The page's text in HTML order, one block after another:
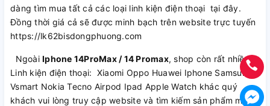
dàng tìm mua tất cả các loại linh kiện điện thoại tại đây.
Đồng thời giá cả sẽ được minh bạch trên website trực tuyến
https://lk62bisdongphuong.com
Ngoài Iphone 14ProMax / 14 Promax, shop còn rất nhiều
Linh kiện điện thoại: Xiaomi Oppo Huawei Iphone Samsung
Vsmart Nokia Tecno Airpod Ipad Apple Watch khác quý
khách vui lòng truy cập website và tìm kiếm sản phẩm mình